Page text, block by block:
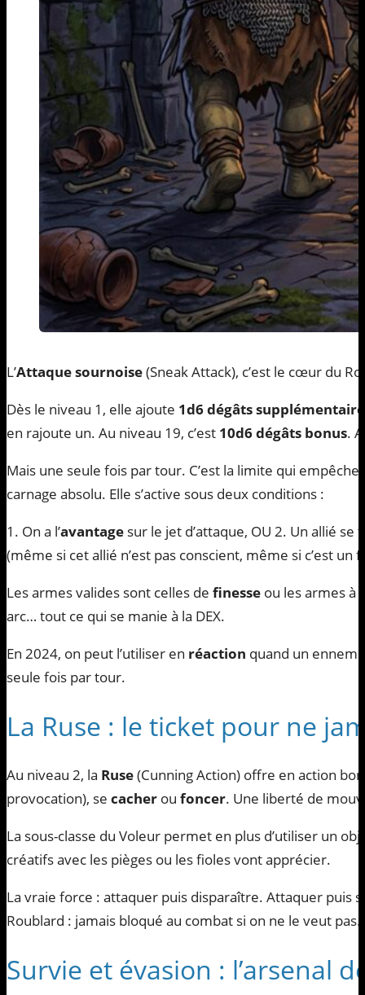
L’Attaque sournoise(Sneak Attack), c’est le cœur du
Dès le niveau 1, elle ajoute 1d6 dégâts
en rajoute un. Au niveau 19, c’est 10d6 dégâts bonus.
Mais une seule fois par tour. C’est la limite qui
carnage absolu. Elle s’active sous deux conditions :
1. On a l’avantage sur le jet d’attaque, OU 2. Un allié
(même si cet allié n’est pas conscient, même si c’est un
Les armes valides sont celles de finesse ou les armes à
arc… tout ce qui se manie à la DEX.
En 2024, on peut l’utiliser en réaction quand un
seule fois par tour.
La Ruse : le ticket pour ne
Au niveau 2, la Ruse(Cunning Action) offre en action
provocation), se cacher ou foncer. Une liberté de
La sous-classe du Voleur permet en plus d’utiliser un
créatifs avec les pièges ou les fioles vont apprécier.
La vraie force : attaquer puis disparaître. Attaquer puis
Roublard : jamais bloqué au combat si on ne le veut pas.
Survie et évasion : l’arsenal